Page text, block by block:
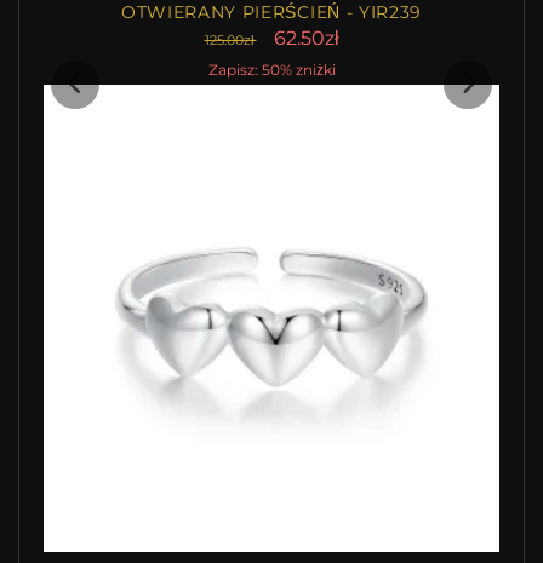
OTWIERANY PIERŚCIEŃ - YIR239
125.00zł 62.50zł
Zapisz: 50% zniżki